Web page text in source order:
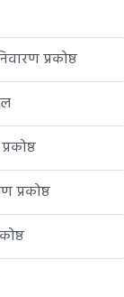
प्रकोष्ठ
प्रकोष्ठ